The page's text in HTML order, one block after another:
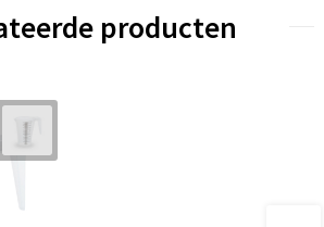
producten